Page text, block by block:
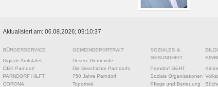
Aktualisiert am: 06.08.2026; 09:10:37
BÜRGERSERVICE
Digitale Amtstafel
ÖEK Parndorf
PARNDORF HILFT
CORONA
GEMEINDEPORTRAIT
Unsere Gemeinde
Die Geschichte Parndorfs
750 Jahre Parndorf
Topothek
SOZIALES &
GESUNDHEIT
Parndorf GEHT
Soziale Organisationen
Pflege und Betreuung